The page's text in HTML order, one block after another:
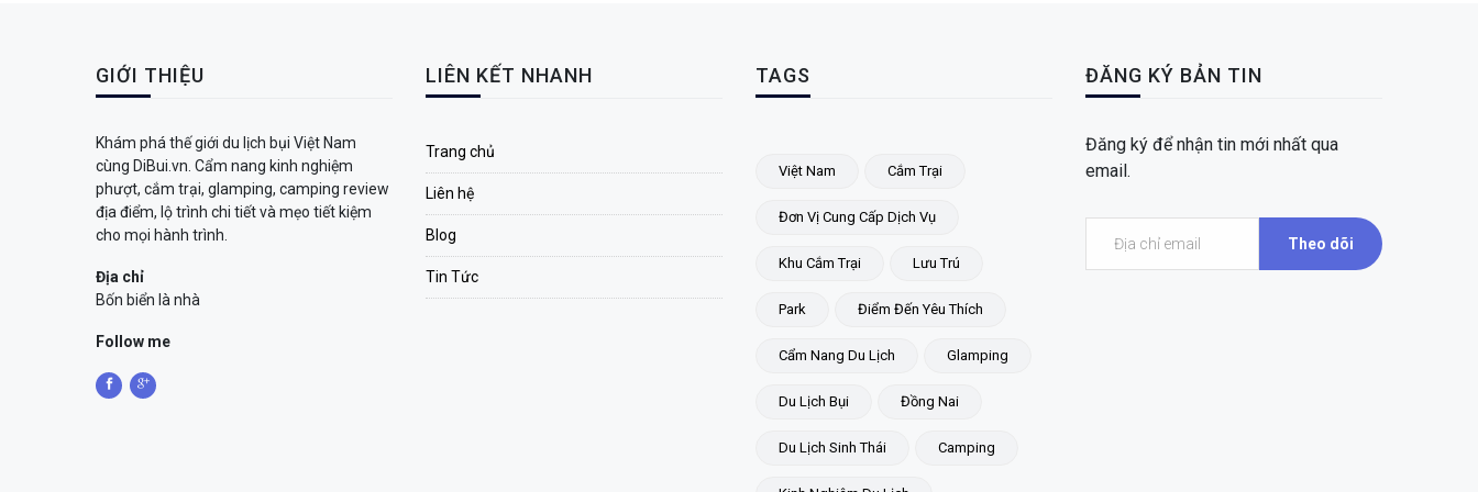
GIỚI THIỆU
Khám phá thế giới du lịch bụi Việt Nam
cùng DiBui.vn. Cẩm nang kinh nghiệm
phượt, cắm trại, glamping, camping review
địa điểm, lộ trình chi tiết và mẹo tiết kiệm
cho mọi hành trình.
Địa chỉ
Bốn biển là nhà
Follow me
LIÊN KẾT NHANH
Trang chủ
Liên hệ
Blog
Tin Tức
TAGS
Việt Nam Cắm Trại
Đơn Vị Cung Cấp Dịch Vụ
Khu Cắm Trại Lưu Trú
Park Điểm Đến Yêu Thích
Cẩm Nang Du Lịch Glamping
Du Lịch Bụi Đồng Nai
Du Lịch Sinh Thái Camping
ĐĂNG KÝ BẢN TIN
Đăng ký để nhận tin mới nhất qua
email.
Theo dõi